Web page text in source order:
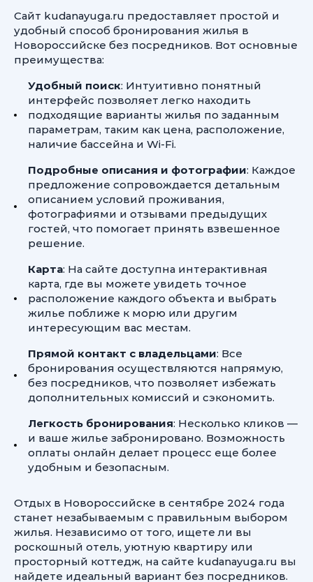
Сайт kudanayuga.ru предоставляет простой и
удобный способ бронирования жилья в
Новороссийске без посредников. Вот основные
преимущества:
Удобный поиск: Интуитивно понятный
интерфейс позволяет легко находить
подходящие варианты жилья по заданным
параметрам, таким как цена, расположение,
наличие бассейна и Wi-Fi.
Подробные описания и фотографии: Каждое
предложение сопровождается детальным
описанием условий проживания,
фотографиями и отзывами предыдущих
гостей, что помогает принять взвешенное
решение.
Карта: На сайте доступна интерактивная
карта, где вы можете увидеть точное
расположение каждого объекта и выбрать
жилье поближе к морю или другим
интересующим вас местам.
Прямой контакт с владельцами: Все
бронирования осуществляются напрямую,
без посредников, что позволяет избежать
дополнительных комиссий и сэкономить.
Легкость бронирования: Несколько кликов —
и ваше жилье забронировано. Возможность
оплаты онлайн делает процесс еще более
удобным и безопасным.
Отдых в Новороссийске в сентябре 2024 года
станет незабываемым с правильным выбором
жилья. Независимо от того, ищете ли вы
роскошный отель, уютную квартиру или
просторный коттедж, на сайте kudanayuga.ru вы
найдете идеальный вариант без посредников.